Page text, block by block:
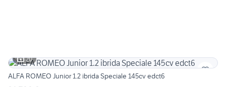
20
ALFA ROMEO Junior 1.2 ibrida Speciale 145cv edct6